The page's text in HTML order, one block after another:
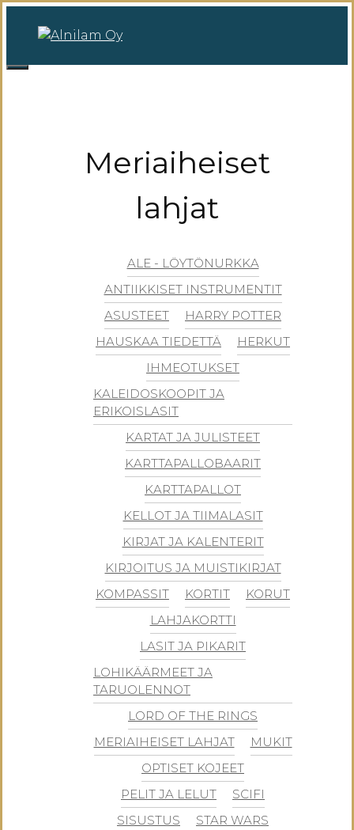
sisältöön
Meriaiheiset
lahjat
ALE - LÖYTÖNURKKA
ANTIIKKISET INSTRUMENTIT
ASUSTEET
HARRY POTTER
HAUSKAA TIEDETTÄ
HERKUT
IHMEOTUKSET
KALEIDOSKOOPIT JA
ERIKOISLASIT
KARTAT JA JULISTEET
KARTTAPALLOBAARIT
KARTTAPALLOT
KELLOT JA TIIMALASIT
KIRJAT JA KALENTERIT
KIRJOITUS JA MUISTIKIRJAT
KOMPASSIT
KORTIT
KORUT
LAHJAKORTTI
LASIT JA PIKARIT
LOHIKÄÄRMEET JA
TARUOLENNOT
LORD OF THE RINGS
MERIAIHEISET LAHJAT
MUKIT
OPTISET KOJEET
PELIT JA LELUT
SCIFI
SISUSTUS
STAR WARS